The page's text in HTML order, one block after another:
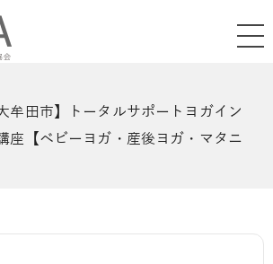
牟田市】トータルサポートヨガイン
座【ベビーヨガ・産後ヨガ・マタニ